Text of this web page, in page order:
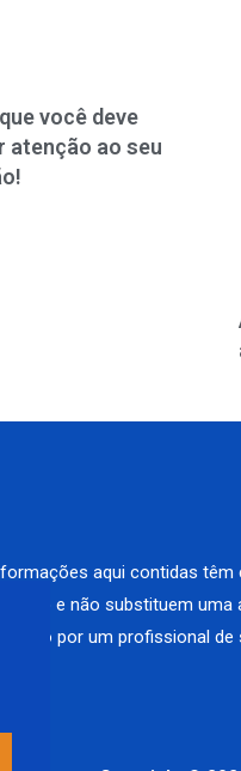
você deve
atenção ao seu
aqui contidas têm
e não substituem uma
por um profissional de